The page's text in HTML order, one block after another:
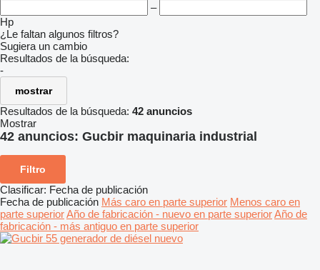
–
Hp
¿Le faltan algunos filtros?
Sugiera un cambio
Resultados de la búsqueda:
-
mostrar
Resultados de la búsqueda: 42 anuncios
Mostrar
42 anuncios: Gucbir maquinaria industrial
Filtro
Clasificar: Fecha de publicación
Fecha de publicación Más caro en parte superior Menos caro en
parte superiorAño de fabricación - nuevo en parte superiorAño de
fabricación - más antiguo en parte superior